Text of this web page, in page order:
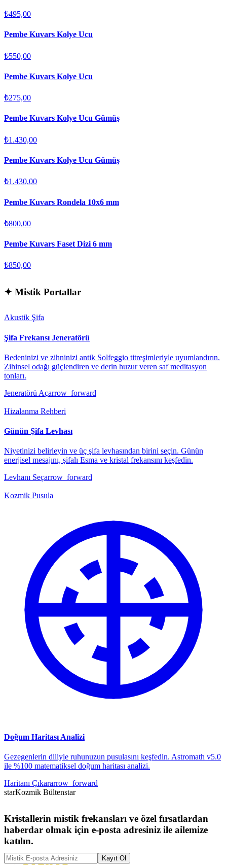
₺495,00
Pembe Kuvars Kolye Ucu
₺550,00
Pembe Kuvars Kolye Ucu
₺275,00
Pembe Kuvars Kolye Ucu Gümüş
₺1.430,00
Pembe Kuvars Kolye Ucu Gümüş
₺1.430,00
Pembe Kuvars Rondela 10x6 mm
₺800,00
Pembe Kuvars Faset Dizi 6 mm
₺850,00
✦ Mistik Portallar
Akustik Şifa
Şifa Frekansı Jeneratörü
Bedeninizi ve zihninizi antik Solfeggio titreşimleriyle uyumlandırın.
Zihinsel odağı güçlendiren ve derin huzur veren saf meditasyon
tonları.
Jeneratörü Açarrow_forward
Hizalanma Rehberi
Günün Şifa Levhası
Niyetinizi belirleyin ve üç şifa levhasından birini seçin. Günün
enerjisel mesajını, şifalı Esma ve kristal frekansını keşfedin.
Levhanı Seçarrow_forward
Kozmik Pusula
Doğum Haritası Analizi
Gezegenlerin diliyle ruhunuzun pusulasını keşfedin. Astromath v5.0
ile %100 matematiksel doğum haritası analizi.
Haritanı Çıkararrow_forward
starKozmik Bültenstar
Kristallerin mistik frekansları ve özel fırsatlardan
haberdar olmak için e-posta adresiniz ile ailemize
katılın.
Kayıt Ol